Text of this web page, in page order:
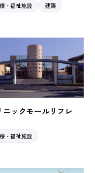
・福祉施設 建築
ニックモールリフレ
・福祉施設